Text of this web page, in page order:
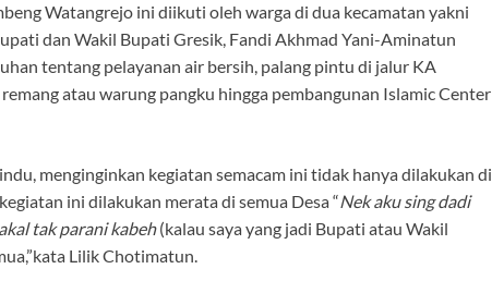
Watangrejo ini diikuti oleh warga di dua kecamatan yakni
dan Wakil Bupati Gresik, Fandi Akhmad Yani-Aminatun
tentang pelayanan air bersih, palang pintu di jalur KA
atau warung pangku hingga pembangunan Islamic Center
menginginkan kegiatan semacam ini tidak hanya dilakukan di
ini dilakukan merata di semua Desa “Nek aku sing dadi
tak parani kabeh(kalau saya yang jadi Bupati atau Wakil
Lilik Chotimatun.